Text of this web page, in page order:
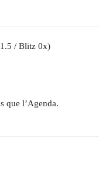
/ Blitz 0x)
que l’Agenda.